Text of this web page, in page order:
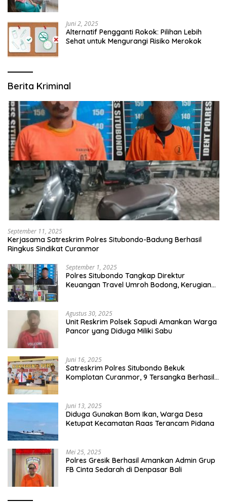
Juni 2, 2025
Alternatif Pengganti Rokok: Pilihan Lebih
Sehat untuk Mengurangi Risiko Merokok
Berita Kriminal
September 11, 2025
Kerjasama Satreskrim Polres Situbondo-Badung Berhasil
Ringkus Sindikat Curanmor
September 1, 2025
Polres Situbondo Tangkap Direktur
Keuangan Travel Umroh Bodong, Kerugian
Agustus 30, 2025
Unit Reskrim Polsek Sapudi Amankan Warga
Pancor yang Diduga Miliki Sabu
Juni 16, 2025
Satreskrim Polres Situbondo Bekuk
Komplotan Curanmor, 9 Tersangka Berhasil
Juni 13, 2025
Diduga Gunakan Bom Ikan, Warga Desa
Ketupat Kecamatan Raas Terancam Pidana
Mei 25, 2025
Polres Gresik Berhasil Amankan Admin Grup
FB Cinta Sedarah di Denpasar Bali